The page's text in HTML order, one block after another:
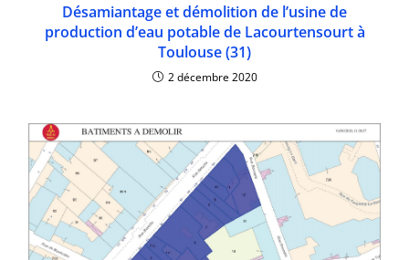
Désamiantage et démolition de l’usine de
production d’eau potable de Lacourtensourt à
Toulouse (31)
2 décembre 2020